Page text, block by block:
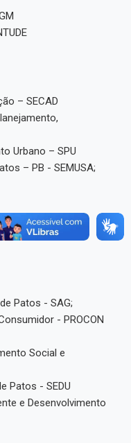
– SECAD
Urbano – SPU
– PB - SEMUSA;
TECNOLOGIA,
Patos - SAG;
- PROCON
Social e
Patos - SEDU
e Desenvolvimento